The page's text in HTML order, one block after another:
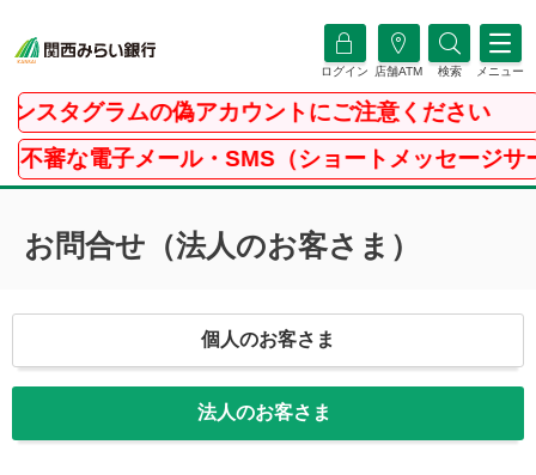
ログイン 店舗ATM 検索 メニュー
タグラムの偽アカウントにご注意ください
子メール・SMS（ショートメッセージサービス
お問合せ（法人のお客さま）
個人のお客さま
法人のお客さま